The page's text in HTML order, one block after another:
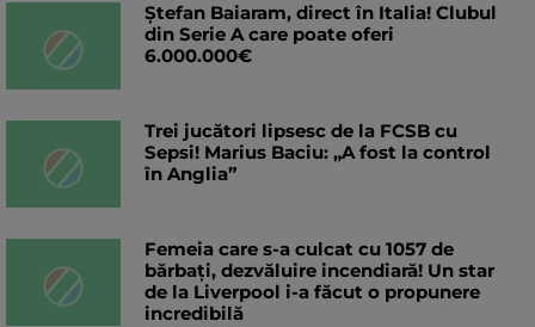
Ștefan Baiaram, direct în Italia! Clubul
din Serie A care poate oferi
6.000.000€
Trei jucători lipsesc de la FCSB cu
Sepsi! Marius Baciu: „A fost la control
în Anglia”
Femeia care s-a culcat cu 1057 de
bărbați, dezvăluire incendiară! Un star
de la Liverpool i-a făcut o propunere
incredibilă